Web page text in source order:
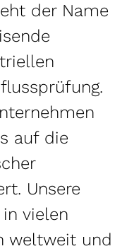
der Name
auf die
Unsere
vielen
weltweit und